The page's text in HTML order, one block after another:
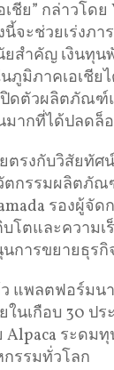
ย” กล่าวโดย
ะช่วยเร่งภา
สำคัญ เงินทุ
ภูมิภาคเอเชี
ดตัวผลิตภัณฑ์
มากที่ได้ปลด
รงกับวิสัยทัศ
ตกรรมผลิตภั
รองผู้จัด
โตและความ
ารขยายธุรกิ
แพลตฟอร์ม
นเกือบ 30 ปร
ระดม
รรมทั่วโลก